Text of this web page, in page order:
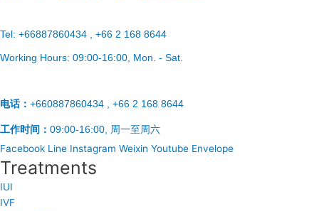
Tel: +66887860434 , +66 2 168 8644
Working Hours: 09:00-16:00 , Mon. - Sat.
电话： +660887860434 , +66 2 168 8644
工作时间： 09:00-16:00, 周一至周六
Facebook Line Instagram Weixin Youtube Envelope
Treatments
IUI
IVF